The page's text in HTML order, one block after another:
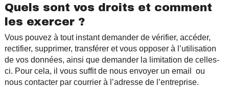
Quels sont vos droits et comment
les exercer ?
Vous pouvez à tout instant demander de vérifier, accéder,
rectifier, supprimer, transférer et vous opposer à l’utilisation
de vos données, ainsi que demander la limitation de celles-
ci. Pour cela, il vous suffit de nous envoyer un email ou
nous contacter par courrier à l’adresse de l’entreprise.